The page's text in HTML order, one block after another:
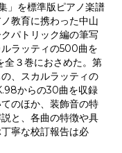
」を標準版ピアノ楽譜
教育に携わった中山
パトリック編の筆写
ラッティの500曲を
全３巻におさめた。第
、スカルラッティの
からの30曲を収録
のほか、装飾音の特
と、各曲の特徴や具
寧な校訂報告は必